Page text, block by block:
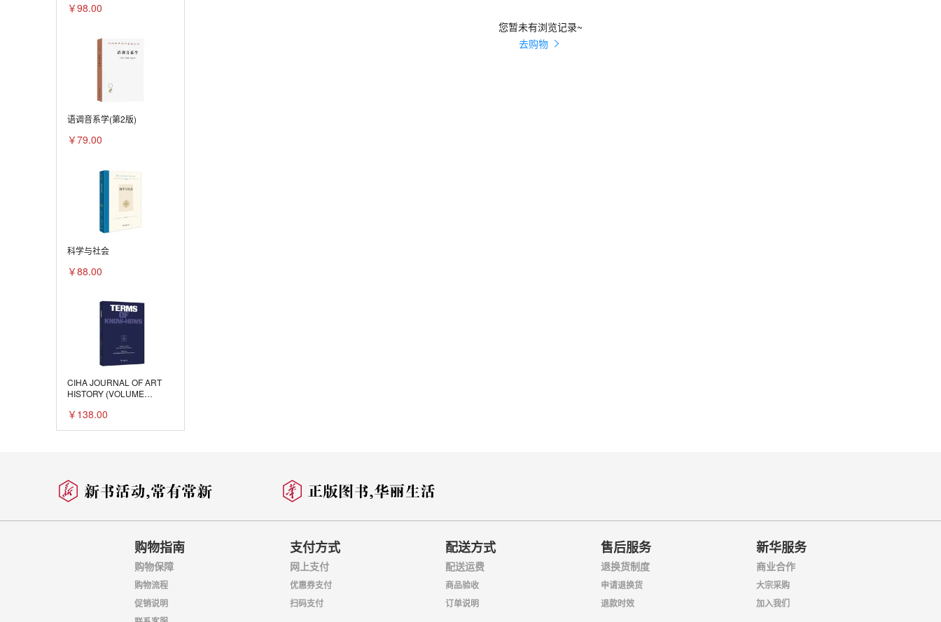
￥98.00
语调音系学(第2版)
￥79.00
科学与社会
￥88.00
CIHA JOURNAL OF ART
HISTORY (VOLUME
KNOW-HOWS国际艺术史学
￥138.00
您暂未有浏览记录~
去购物
购物指南
购物保障
购物流程
促销说明
支付方式
网上支付
优惠券支付
扫码支付
配送方式
配送运费
商品验收
订单说明
售后服务
退换货制度
申请退换货
退款时效
新华服务
商业合作
大宗采购
加入我们